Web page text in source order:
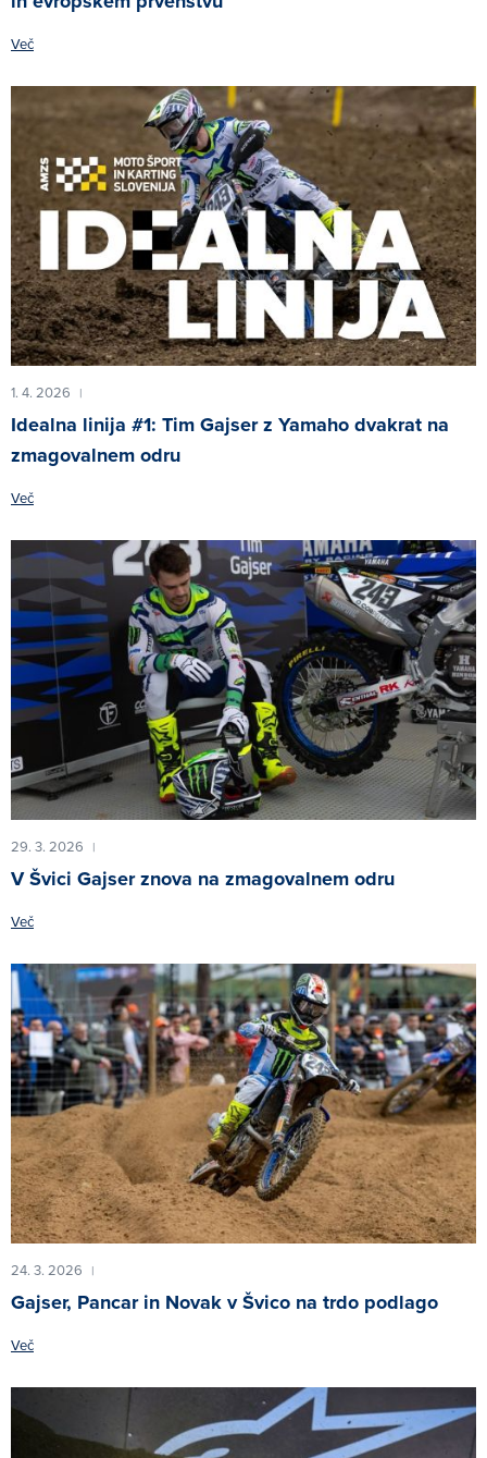
Več
1. 4. 2026 |
Idealna linija #1: Tim Gajser z Yamaho dvakrat na
zmagovalnem odru
Več
29. 3. 2026 |
V Švici Gajser znova na zmagovalnem odru
Več
24. 3. 2026 |
Gajser, Pancar in Novak v Švico na trdo podlago
Več